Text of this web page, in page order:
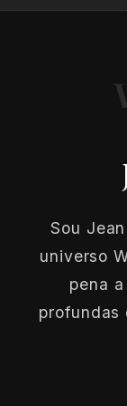
Sou
universo
pena
profundas